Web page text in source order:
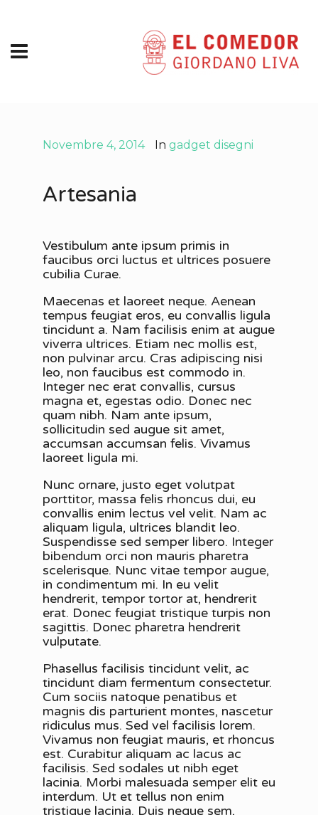
Novembre 4, 2014 In gadget disegni
Artesania
Vestibulum ante ipsum primis in
faucibus orci luctus et ultrices posuere
cubilia Curae.
Maecenas et laoreet neque. Aenean
tempus feugiat eros, eu convallis ligula
tincidunt a. Nam facilisis enim at augue
viverra ultrices. Etiam nec mollis est,
non pulvinar arcu. Cras adipiscing nisi
leo, non faucibus est commodo in.
Integer nec erat convallis, cursus
magna et, egestas odio. Donec nec
quam nibh. Nam ante ipsum,
sollicitudin sed augue sit amet,
accumsan accumsan felis. Vivamus
laoreet ligula mi.
Nunc ornare, justo eget volutpat
porttitor, massa felis rhoncus dui, eu
convallis enim lectus vel velit. Nam ac
aliquam ligula, ultrices blandit leo.
Suspendisse sed semper libero. Integer
bibendum orci non mauris pharetra
scelerisque. Nunc vitae tempor augue,
in condimentum mi. In eu velit
hendrerit, tempor tortor at, hendrerit
erat. Donec feugiat tristique turpis non
sagittis. Donec pharetra hendrerit
vulputate.
Phasellus facilisis tincidunt velit, ac
tincidunt diam fermentum consectetur.
Cum sociis natoque penatibus et
magnis dis parturient montes, nascetur
ridiculus mus. Sed vel facilisis lorem.
Vivamus non feugiat mauris, et rhoncus
est. Curabitur aliquam ac lacus ac
facilisis. Sed sodales ut nibh eget
lacinia. Morbi malesuada semper elit eu
interdum. Ut et tellus non enim
tristique lacinia. Duis neque sem,